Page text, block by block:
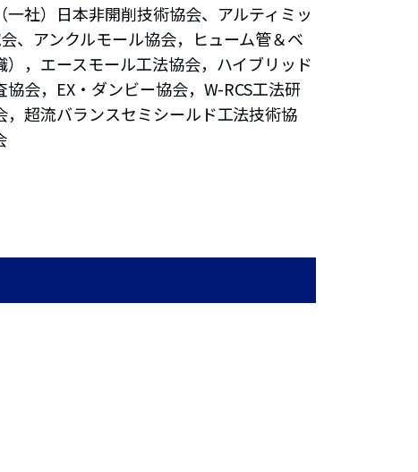
一社）日本非開削技術協会、アルティミッ
、アンクルモール協会，ヒューム管＆ベ
，エースモール工法協会，ハイブリッド
会，EX・ダンビー協会，W-RCS工法研
超流バランスセミシールド工法技術協